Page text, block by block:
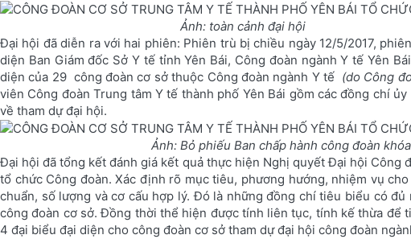
Ảnh: toàn cảnh đại hội
Đại hội đã diễn ra với hai phiên: Phiên trù bị chiều ngày 12/5/2017,
diện Ban Giám đốc Sở Y tế tỉnh Yên Bái, Công đoàn ngành Y tế Yên
diện của 29 công đoàn cơ sở thuộc Công đoàn ngành Y tế (do Công
viên Công đoàn Trung tâm Y tế thành phố Yên Bái gồm các đồng chí
về tham dự đại hội.
Ảnh: Bỏ phiếu Ban chấp hành công đoàn
Đại hội đã tổng kết đánh giá kết quả thực hiện Nghị quyết Đại hội Công
tổ chức Công đoàn. Xác định rõ mục tiêu, phương hướng, nhiệm vụ
chuẩn, số lượng và cơ cấu hợp lý. Đó là những đồng chí tiêu biểu có
công đoàn cơ sở. Đồng thời thể hiện được tính liên tục, tính kế thừa
4 đại biểu đại diện cho công đoàn cơ sở tham dự đại hội công đoàn